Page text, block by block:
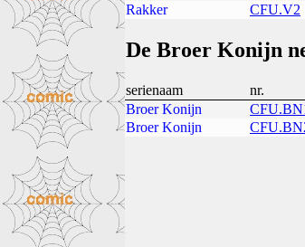
Rakker
CFU.V2
De Broer Konijn
serienaam nr.
Broer Konijn
Broer Konijn